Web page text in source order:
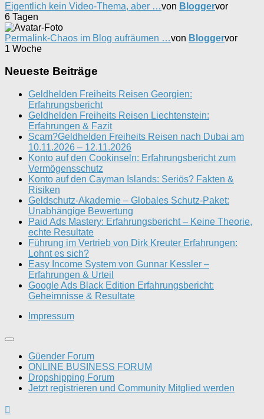
Eigentlich kein Video-Thema, aber …von Bloggervor
6 Tagen
Permalink-Chaos im Blog aufräumen …von Bloggervor
1 Woche
Neueste Beiträge
Geldhelden Freiheits Reisen Georgien:
Erfahrungsbericht
Geldhelden Freiheits Reisen Liechtenstein:
Erfahrungen & Fazit
Scam?Geldhelden Freiheits Reisen nach Dubai am
10.11.2026 – 12.11.2026
Konto auf den Cookinseln: Erfahrungsbericht zum
Vermögensschutz
Konto auf den Cayman Islands: Seriös? Fakten &
Risiken
Geldschutz-Akademie – Globales Schutz-Paket:
Unabhängige Bewertung
Paid Ads Mastery: Erfahrungsbericht – Keine Theorie,
echte Resultate
Führung im Vertrieb von Dirk Kreuter Erfahrungen:
Lohnt es sich?
Easy Income System von Gunnar Kessler –
Erfahrungen & Urteil
Google Ads Black Edition Erfahrungsbericht:
Geheimnisse & Resultate
Impressum
Güender Forum
ONLINE BUSINESS FORUM
Dropshipping Forum
Jetzt registrieren und Community Mitglied werden